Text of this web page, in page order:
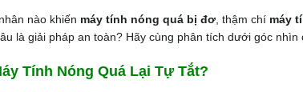
nào khiến máy tính nóng quá bị đơ , thậm chí máy
là giải pháp an toàn? Hãy cùng phân tích dưới góc nhìn
Tính Nóng Quá Lại Tự Tắt?